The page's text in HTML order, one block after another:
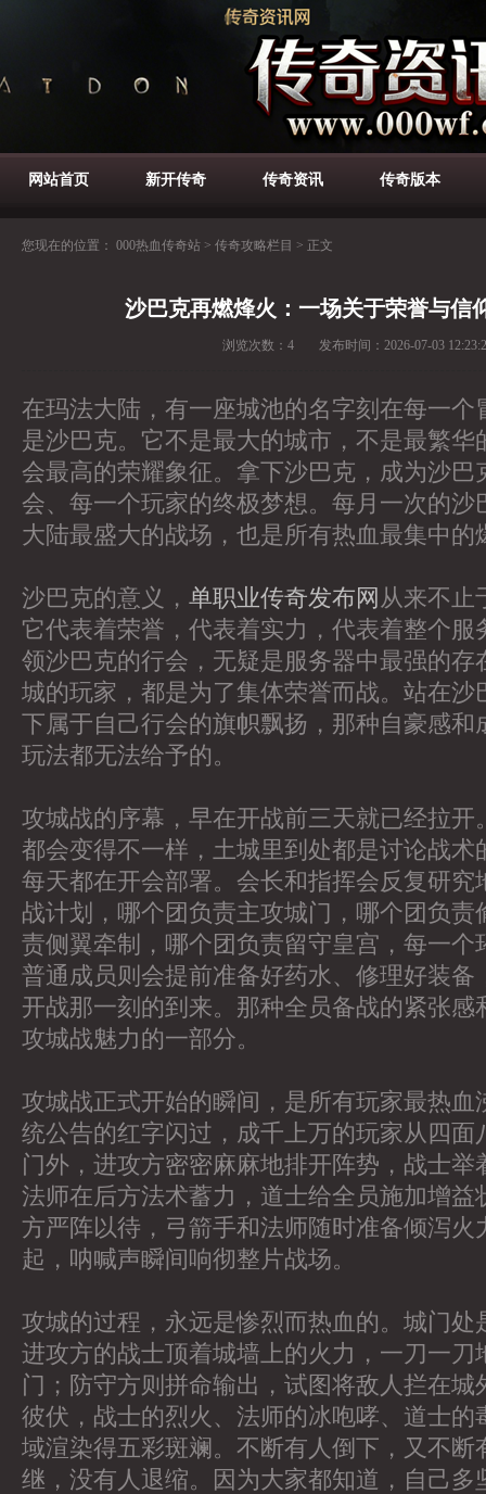
网站首页 新开传奇 传奇资讯 传奇版本
您现在的位置： 000热血传奇站 > 传奇攻略栏目 > 正文
沙巴克再燃烽火：一场关于荣誉与信
浏览次数： 4 发布时间： 2026-07-03
在玛法大陆，有一座城池的名字刻在每一个
是沙巴克。它不是最大的城市，不是最繁华
会最高的荣耀象征。拿下沙巴克，成为沙巴
会、每一个玩家的终极梦想。每月一次的沙
大陆最盛大的战场，也是所有热血最集中的
沙巴克的意义， 单职业传奇发布网 从来不止
它代表着荣誉，代表着实力，代表着整个服
领沙巴克的行会，无疑是服务器中最强的存
城的玩家，都是为了集体荣誉而战。站在沙
下属于自己行会的旗帜飘扬，那种自豪感和
玩法都无法给予的。
攻城战的序幕，早在开战前三天就已经拉开
都会变得不一样，土城里到处都是讨论战术
每天都在开会部署。会长和指挥会反复研究
战计划，哪个团负责主攻城门，哪个团负责
责侧翼牵制，哪个团负责留守皇宫，每一个
普通成员则会提前准备好药水、修理好装备
开战那一刻的到来。那种全员备战的紧张感
攻城战魅力的一部分。
攻城战正式开始的瞬间，是所有玩家最热血
统公告的红字闪过，成千上万的玩家从四面
门外，进攻方密密麻麻地排开阵势，战士举
法师在后方法术蓄力，道士给全员施加增益
方严阵以待，弓箭手和法师随时准备倾泻火
起，呐喊声瞬间响彻整片战场。
攻城的过程，永远是惨烈而热血的。城门处
进攻方的战士顶着城墙上的火力，一刀一刀
门；防守方则拼命输出，试图将敌人拦在城
彼伏，战士的烈火、法师的冰咆哮、道士的
域渲染得五彩斑斓。不断有人倒下，又不断
继，没有人退缩。因为大家都知道，自己多